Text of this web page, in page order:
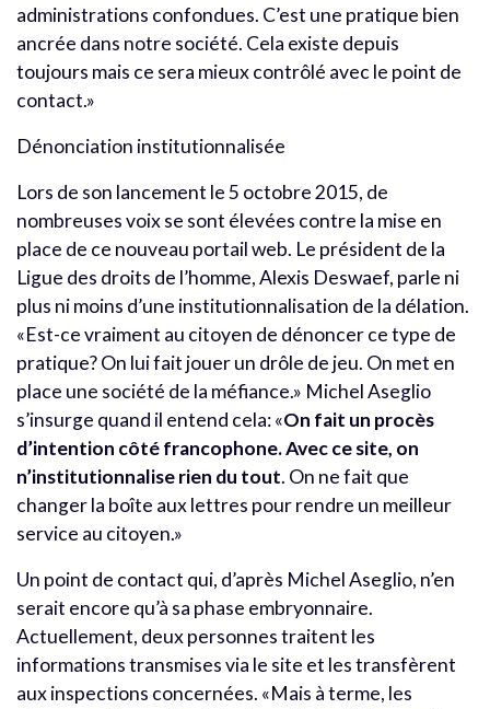
administrations confondues. C’est une pratique bien
ancrée dans notre société. Cela existe depuis
toujours mais ce sera mieux contrôlé avec le point de
contact.»
Dénonciation institutionnalisée
Lors de son lancement le 5 octobre 2015, de
nombreuses voix se sont élevées contre la mise en
place de ce nouveau portail web. Le président de la
Ligue des droits de l’homme, Alexis Deswaef, parle ni
plus ni moins d’une institutionnalisation de la délation.
«Est-ce vraiment au citoyen de dénoncer ce type de
pratique? On lui fait jouer un drôle de jeu. On met en
place une société de la méfiance.» Michel Aseglio
s’insurge quand il entend cela: «On fait un procès
d’intention côté francophone. Avec ce site, on
n’institutionnalise rien du tout. On ne fait que
changer la boîte aux lettres pour rendre un meilleur
service au citoyen.»
Un point de contact qui, d’après Michel Aseglio, n’en
serait encore qu’à sa phase embryonnaire.
Actuellement, deux personnes traitent les
informations transmises via le site et les transfèrent
aux inspections concernées. «Mais à terme, les